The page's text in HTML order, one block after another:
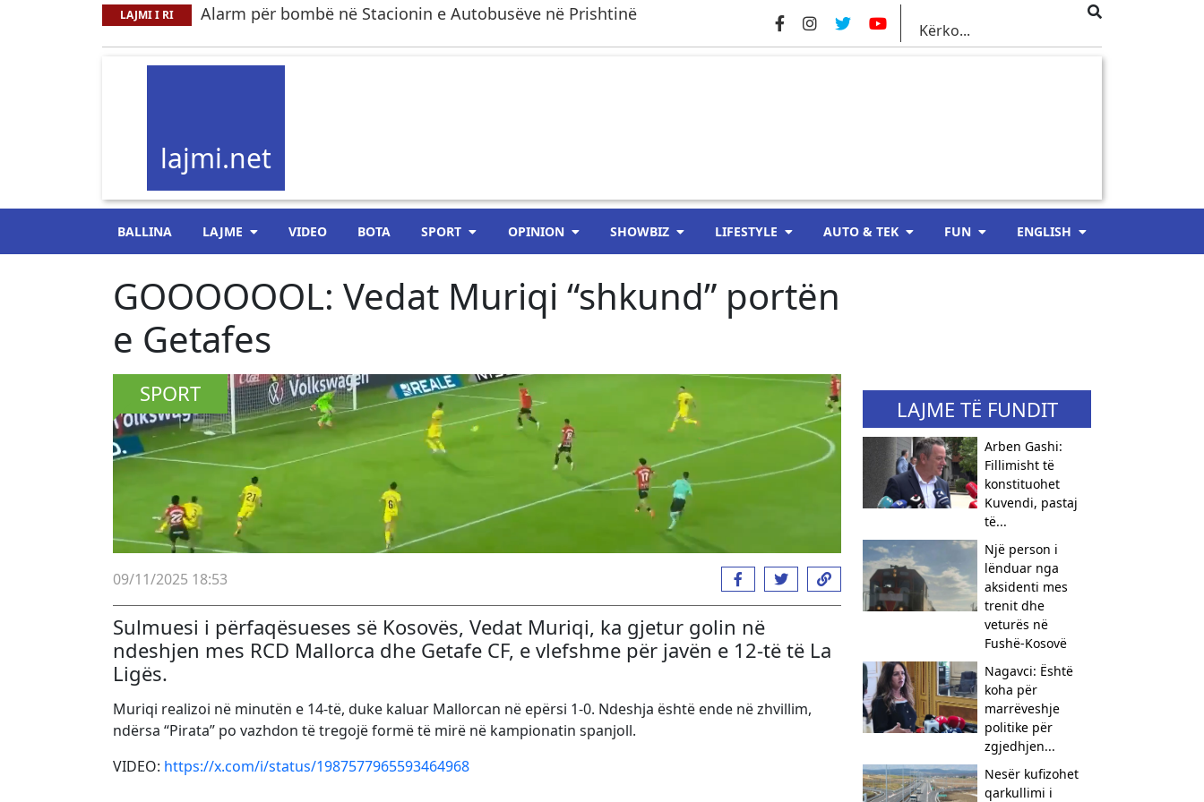
LAJMI I RI Alarm për bombë në Stacionin e Autobusëve në Prishtinë
lajmi.net
BALLINA LAJME VIDEO BOTA SPORT OPINION SHOWBIZ LIFESTYLE AUTO & TEK FUN ENGLISH
GOOOOOOL: Vedat Muriqi “shkund” portën
e Getafes
SPORT
09/11/2025 18:53
Sulmuesi i përfaqësueses së Kosovës, Vedat Muriqi, ka gjetur golin në
ndeshjen mes RCD Mallorca dhe Getafe CF, e vlefshme për javën e 12-të të La
Ligës.
Muriqi realizoi në minutën e 14-të, duke kaluar Mallorcan në epërsi 1-0. Ndeshja është ende në zhvillim,
ndërsa “Pirata” po vazhdon të tregojë formë të mirë në kampionatin spanjoll.
VIDEO: https://x.com/i/status/1987577965593464968
LAJME TË FUNDIT
Arben Gashi:
Fillimisht të
konstituohet
Kuvendi, pastaj
të...
Një person i
lënduar nga
aksidenti mes
trenit dhe
veturës në
Fushë-Kosovë
Nagavci: Është
koha për
marrëveshje
politike për
zgjedhjen...
Nesër kufizohet
qarkullimi i